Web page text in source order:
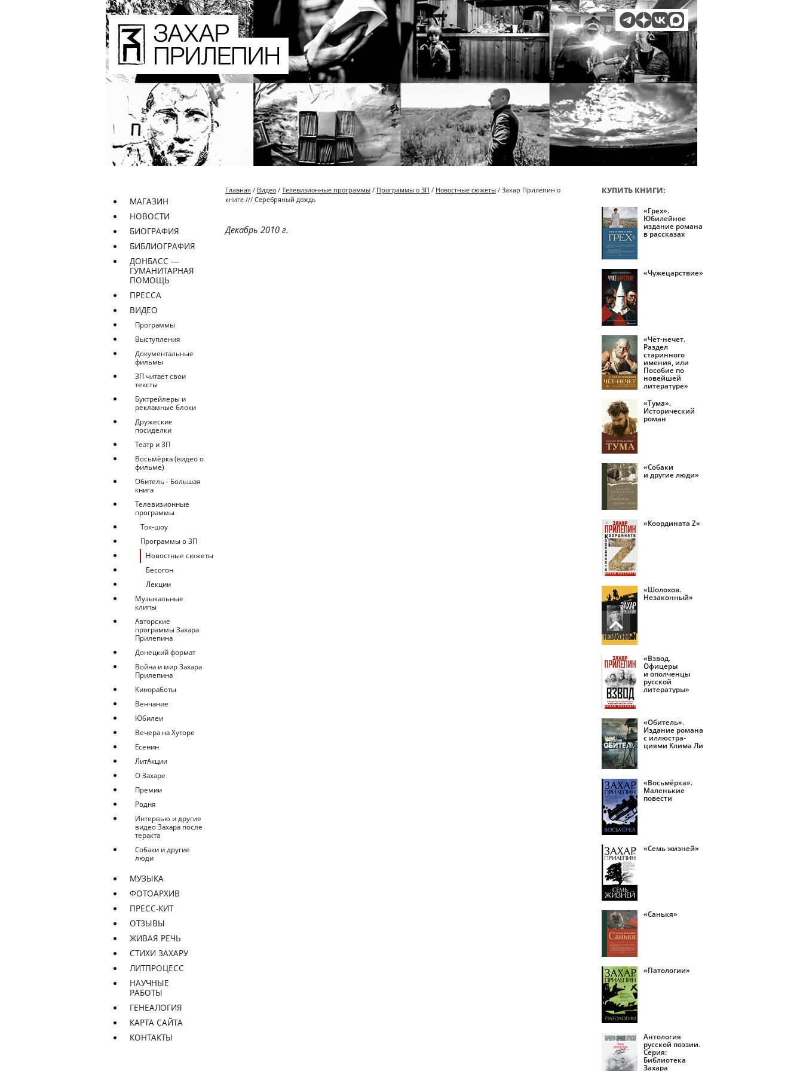
МАГАЗИН
НОВОСТИ
БИОГРАФИЯ
БИБЛИОГРАФИЯ
ДОНБАСС —
ГУМАНИТАРНАЯ
ПОМОЩЬ
ПРЕССА
ВИДЕО
Программы
Выступления
Документальные
фильмы
ЗП читает свои
тексты
Буктрейлеры и
рекламные блоки
Дружеские
посиделки
Театр и ЗП
Восьмёрка (видео о
фильме)
Обитель - Большая
книга
Телевизионные
программы
Ток-шоу
Программы о ЗП
Новостные сюжеты
Бесогон
Лекции
Музыкальные
клипы
Авторские
программы Захара
Прилепина
Донецкий формат
Война и мир Захара
Прилепина
Киноработы
Венчание
Юбилеи
Вечера на Хуторе
Есенин
ЛитАкции
О Захаре
Премии
Родня
Интервью и другие
видео Захара после
теракта
Собаки и другие
люди
МУЗЫКА
ФОТОАРХИВ
ПРЕСС-КИТ
ОТЗЫВЫ
ЖИВАЯ РЕЧЬ
СТИХИ ЗАХАРУ
ЛИТПРОЦЕСС
НАУЧНЫЕ
РАБОТЫ
ГЕНЕАЛОГИЯ
КАРТА САЙТА
КОНТАКТЫ
Главная / Видео / Телевизионные программы / Программы о ЗП / Новостные сюжеты / Захар Прилепин о
книге /// Серебряный дождь
Декабрь 2010 г.
КУПИТЬ КНИГИ:
«Грех».
Юбилейное
издание романа
в рассказах
«Чужецарствие»
«Чёт-нечет.
Раздел
старинного
имения, или
Пособие по
новейшей
литературе»
«Тума».
Исторический
роман
«Собаки
и другие люди»
«Координата Z»
«Шолохов.
Незаконный»
«Взвод.
Офицеры
и ополченцы
русской
литературы»
«Обитель».
Издание романа
с иллюстра­
циями Клима Ли
«Восьмёрка».
Маленькие
повести
«Семь жизней»
«Санькя»
«Патологии»
Антология
русской поэзии.
Серия:
Библиотека
Захара